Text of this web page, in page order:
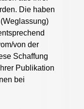
Die haben
von der
Schaffung
Publikation
bei